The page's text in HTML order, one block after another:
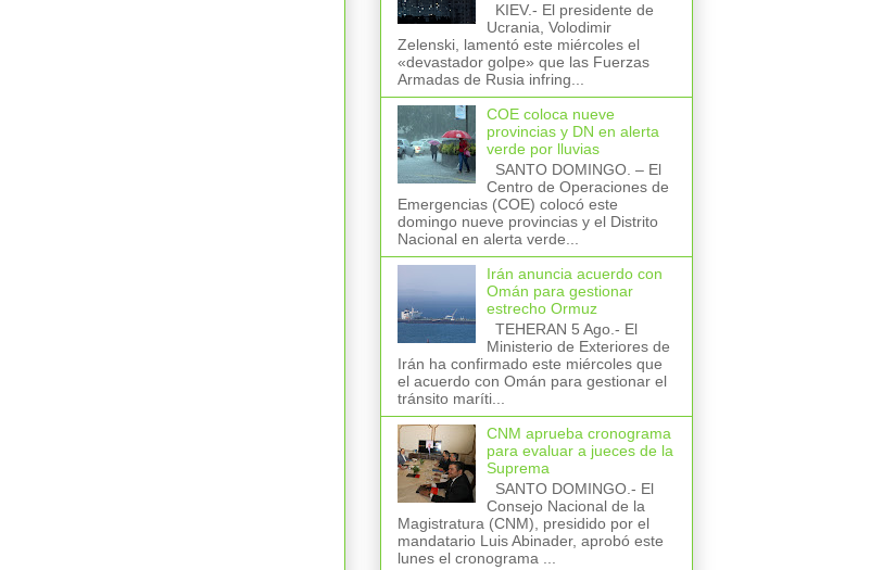
KIEV.- El presidente de
Ucrania, Volodimir
Zelenski, lamentó este miércoles el
«devastador golpe» que las Fuerzas
Armadas de Rusia infring...
COE coloca nueve
provincias y DN en alerta
verde por lluvias
SANTO DOMINGO. – El
Centro de Operaciones de
Emergencias (COE) colocó este
domingo nueve provincias y el Distrito
Nacional en alerta verde...
Irán anuncia acuerdo con
Omán para gestionar
estrecho Ormuz
TEHERAN 5 Ago.- El
Ministerio de Exteriores de
Irán ha confirmado este miércoles que
el acuerdo con Omán para gestionar el
tránsito maríti...
CNM aprueba cronograma
para evaluar a jueces de la
Suprema
SANTO DOMINGO.- El
Consejo Nacional de la
Magistratura (CNM), presidido por el
mandatario Luis Abinader, aprobó este
lunes el cronograma ...